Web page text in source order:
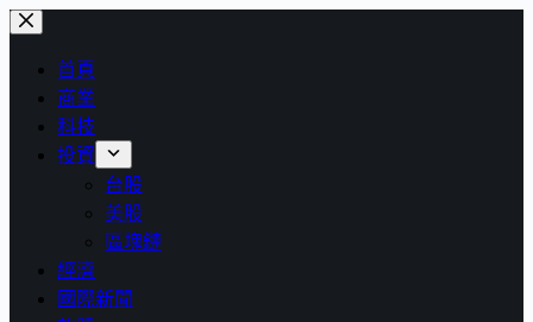
跳
首頁
商業
科技
投資
台股
美股
區塊鏈
經濟
國際新聞